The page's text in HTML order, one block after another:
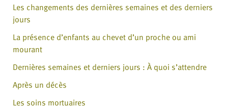
Les changements des dernières semaines et des derniers
jours
La présence d’enfants au chevet d’un proche ou ami
mourant
Dernières semaines et derniers jours : À quoi s’attendre
Après un décès
Les soins mortuaires